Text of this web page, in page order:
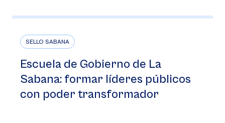
SELLO SABANA
Escuela de Gobierno de La
Sabana: formar líderes públicos
con poder transformador